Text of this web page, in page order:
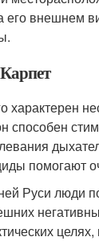
его внешнем
способен
помогают
Руси люди